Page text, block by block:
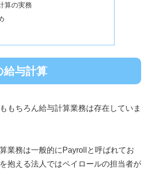
算の実務
給与計算
もちろん給与計算業務は存在していま
業務は一般的にPayrollと呼ばれてお
抱える法人ではペイロールの担当者が